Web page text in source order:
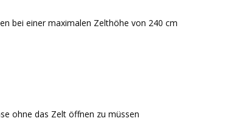
bei einer maximalen Zelthöhe von 240 cm
ohne das Zelt öffnen zu müssen